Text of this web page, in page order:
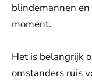
blindemannen
moment.
Het is belangrijk
omstanders ruis